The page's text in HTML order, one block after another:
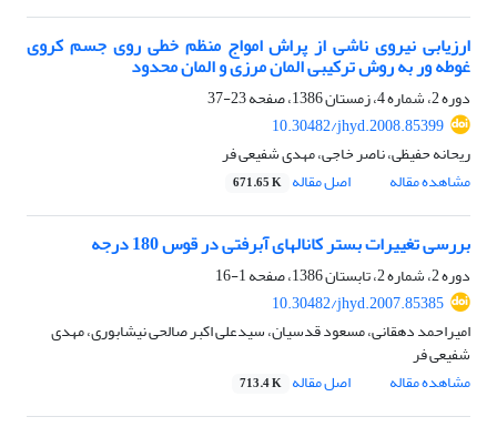
ارزیابی نیروی ناشی از پراش امواج منظم خطی روی جسم کروی
غوطه ور به روش ترکیبی المان مرزی و المان محدود
دوره 2، شماره 4، زمستان 1386، صفحه
23-37
10.30482/jhyd.2008.85399
ریحانه حفیظی، ناصر خاجی، مهدی شفیعی فر
مشاهده مقاله
اصل مقاله 671.65 K
بررسی تغییرات بستر کانالهای آبرفتی در قوس 180 درجه
دوره 2، شماره 2، تابستان 1386، صفحه
1-16
10.30482/jhyd.2007.85385
امیراحمد دهقانی، مسعود قدسیان، سیدعلی اکبر صالحی نیشابوری، مهدی
شفیعی فر
مشاهده مقاله
اصل مقاله 713.4 K